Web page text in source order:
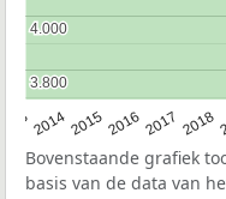
2014201520162017 2018
3.800
3.800
4.000
4.000
Bovenstaande grafiek
basis van de data van